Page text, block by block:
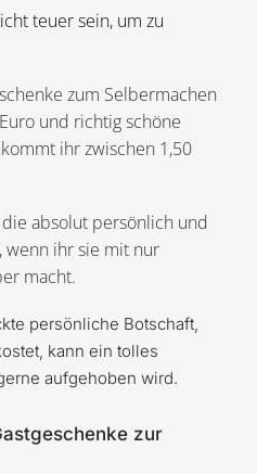
teuer sein, um zu
zum Selbermachen
und richtig schöne
ihr zwischen 1,50
absolut persönlich und
wenn ihr sie mit nur
macht.
persönliche Botschaft,
kann ein tolles
aufgehoben wird.
zur